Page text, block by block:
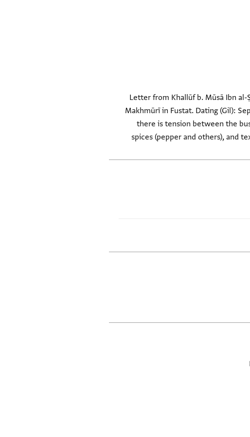
Letter from Khallūf b. Mūsā Ibn al-
Makhmūrī in Fustat. Dating (Gil):
there is tension between the
spices (pepper and others), and